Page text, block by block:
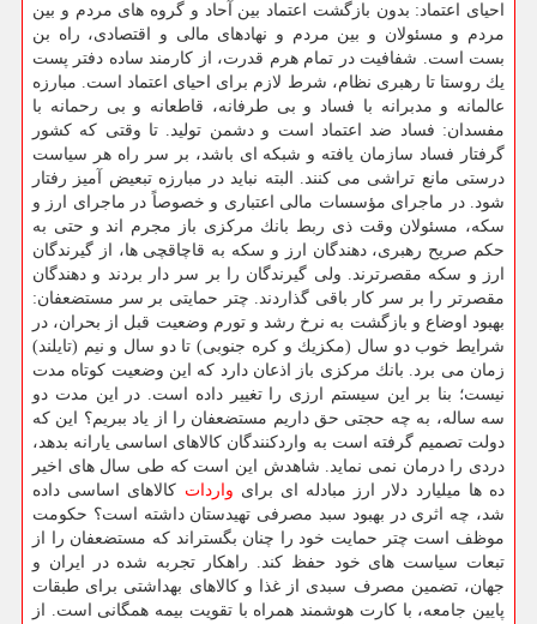
احیای اعتماد: بدون بازگشت اعتماد بین آحاد و گروه های مردم و بین
مردم و مسئولان و بین مردم و نهادهای مالی و اقتصادی، راه بن
بست است. شفافیت در تمام هرم قدرت، از كارمند ساده دفتر پست
یك روستا تا رهبری نظام، شرط لازم برای احیای اعتماد است. مبارزه
عالمانه و مدبرانه با فساد و بی طرفانه، قاطعانه و بی رحمانه با
مفسدان: فساد ضد اعتماد است و دشمن تولید. تا وقتی كه كشور
گرفتار فساد سازمان یافته و شبكه ای باشد، بر سر راه هر سیاست
درستی مانع تراشی می كنند. البته نباید در مبارزه تبعیض آمیز رفتار
شود. در ماجرای مؤسسات مالی اعتباری و خصوصاً در ماجرای ارز و
سكه، مسئولان وقت ذی ربط بانك مركزی باز مجرم اند و حتی به
حكم صریح رهبری، دهندگان ارز و سكه به قاچاقچی ها، از گیرندگان
ارز و سكه مقصرترند. ولی گیرندگان را بر سر دار بردند و دهندگان
مقصرتر را بر سر كار باقی گذاردند. چتر حمایتی بر سر مستضعفان:
بهبود اوضاع و بازگشت به نرخ رشد و تورم وضعیت قبل از بحران، در
شرایط خوب دو سال (مكزیك و كره جنوبی) تا دو سال و نیم (تایلند)
زمان می برد. بانك مركزی باز اذعان دارد كه این وضعیت كوتاه مدت
نیست؛ بنا بر این سیستم ارزی را تغییر داده است. در این مدت دو
سه ساله، به چه حجتی حق داریم مستضعفان را از یاد ببریم؟ این كه
دولت تصمیم گرفته است به واردكنندگان كالاهای اساسی یارانه بدهد،
دردی را درمان نمی نماید. شاهدش این است كه طی سال های اخیر
ده ها میلیارد دلار ارز مبادله ای برای واردات كالاهای اساسی داده
شد، چه اثری در بهبود سبد مصرفی تهیدستان داشته است؟ حكومت
موظف است چتر حمایت خود را چنان بگستراند كه مستضعفان را از
تبعات سیاست های خود حفظ كند. راهكار تجربه شده در ایران و
جهان، تضمین مصرف سبدی از غذا و كالاهای بهداشتی برای طبقات
پایین جامعه، با كارت هوشمند همراه با تقویت بیمه همگانی است. از